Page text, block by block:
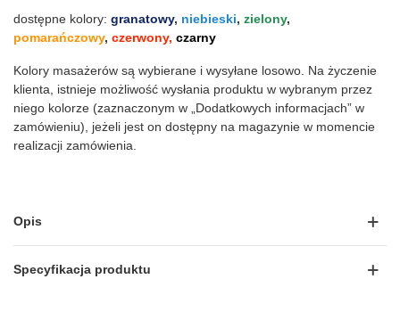
dostępne kolory: granatowy, niebieski, zielony,
pomarańczowy, czerwony, czarny
Kolory masażerów są wybierane i wysyłane losowo. Na życzenie
klienta, istnieje możliwość wysłania produktu w wybranym przez
niego kolorze (zaznaczonym w „Dodatkowych informacjach” w
zamówieniu), jeżeli jest on dostępny na magazynie w momencie
realizacji zamówienia.
Opis
Specyfikacja produktu